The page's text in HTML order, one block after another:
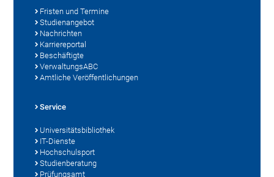
Fristen und Termine
Studienangebot
Nachrichten
Karriereportal
Beschäftigte
VerwaltungsABC
Amtliche Veröffentlichungen
Service
Universitätsbibliothek
IT-Dienste
Hochschulsport
Studienberatung
Prüfungsamt